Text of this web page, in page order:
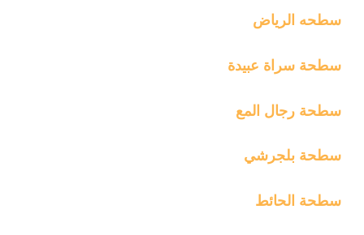
سطحه الرياض
سطحة سراة عبيدة
سطحة رجال المع
سطحة بلجرشي
سطحة الحائط